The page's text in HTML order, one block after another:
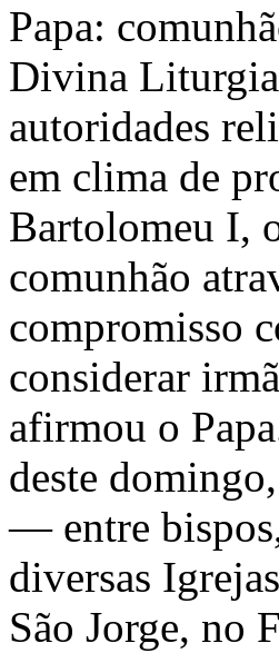
Papa:
Divina Liturgia
autoridades
em clima de
Bartolomeu I,
comunhão
compromisso
considerar
afirmou o
deste
— entre
diversas
São Jorge, no